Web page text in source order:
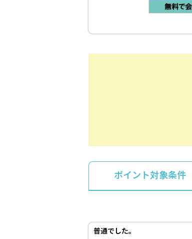
ポイント対象条件
普通でした。